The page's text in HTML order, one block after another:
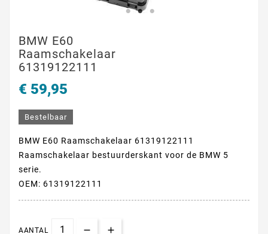
BMW E60
Raamschakelaar
61319122111
€ 59,95
Bestelbaar
BMW E60 Raamschakelaar 61319122111
Raamschakelaar bestuurderskant voor de BMW 5
serie.
OEM: 61319122111
AANTAL